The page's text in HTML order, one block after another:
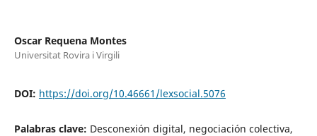
Oscar Requena Montes
Universitat Rovira i Virgili
DOI: https://doi.org/10.46661/lexsocial.5076
Palabras clave: Desconexión digital, negociación colectiva,